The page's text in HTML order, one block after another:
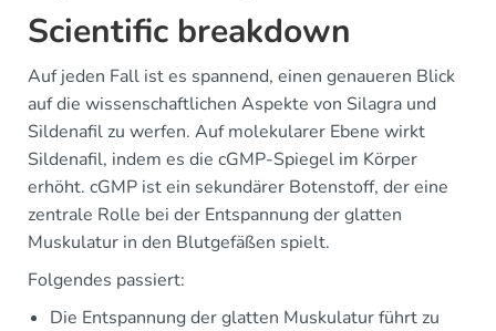
Scientific breakdown
Auf jeden Fall ist es spannend, einen genaueren Blick
auf die wissenschaftlichen Aspekte von Silagra und
Sildenafil zu werfen. Auf molekularer Ebene wirkt
Sildenafil, indem es die cGMP-Spiegel im Körper
erhöht. cGMP ist ein sekundärer Botenstoff, der eine
zentrale Rolle bei der Entspannung der glatten
Muskulatur in den Blutgefäßen spielt.
Folgendes passiert:
Die Entspannung der glatten Muskulatur führt zu